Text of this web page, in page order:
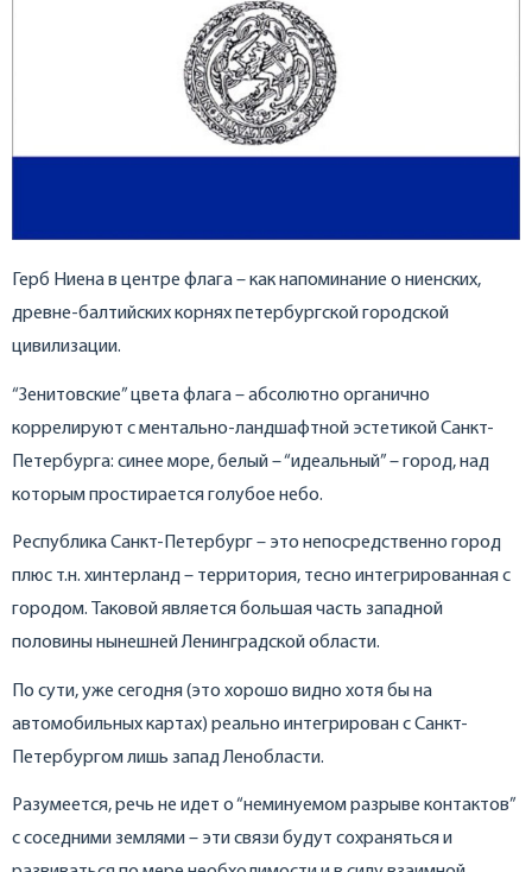
Герб Ниена в центре флага – как напоминание о ниенских,
древне-балтийских корнях петербургской городской
цивилизации.
“Зенитовские” цвета флага – абсолютно органично
коррелируют с ментально-ландшафтной эстетикой Санкт-
Петербурга: синее море, белый – “идеальный” – город, над
которым простирается голубое небо.
Республика Санкт-Петербург – это непосредственно город
плюс т.н. хинтерланд – территория, тесно интегрированная с
городом. Таковой является большая часть западной
половины нынешней Ленинградской области.
По сути, уже сегодня (это хорошо видно хотя бы на
автомобильных картах) реально интегрирован с Санкт-
Петербургом лишь запад Ленобласти.
Разумеется, речь не идет о “неминуемом разрыве контактов”
с соседними землями – эти связи будут сохраняться и